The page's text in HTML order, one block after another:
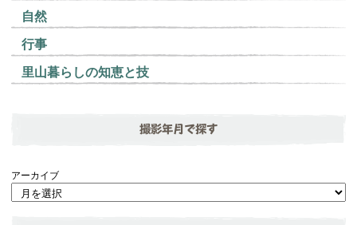
自然
行事
里山暮らしの知恵と技
撮影年月で探す
アーカイブ